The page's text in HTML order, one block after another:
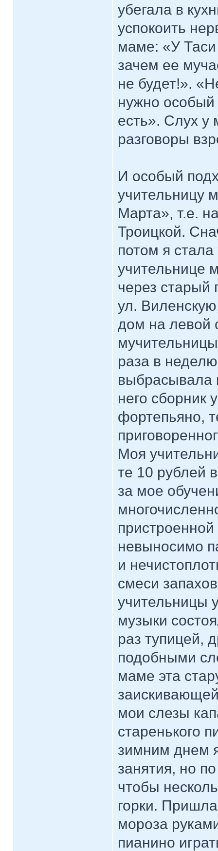
убегала в
успокоить
маме: «У Таси
зачем ее
не будет!».
нужно особый
есть». Слух
разговоры
И особый
учительницу
Марта», т.е.
Троицкой.
потом я
учительнице
через старый
ул.
дом на левой
раза в
выбрасывала
него сборник
фортепьяно,
Моя
те 10 рублей
за мое
невыносимо
и
смеси
учительницы
музыки
раз тупицей,
подобными
маме эта
мои слезы
старенького
зимним днем
занятия, но
чтобы
горки.
мороза
пианино